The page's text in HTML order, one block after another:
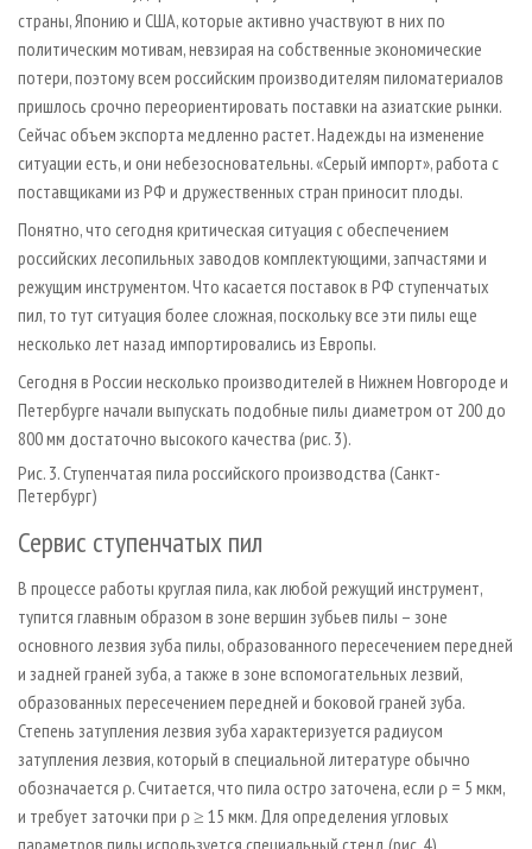
страны, Японию и США, которые активно участвуют в них по
политическим мотивам, невзирая на собственные экономические
потери, поэтому всем российским производителям пиломатериалов
пришлось срочно переориентировать поставки на азиатские рынки.
Сейчас объем экспорта медленно растет. Надежды на изменение
ситуации есть, и они небезосновательны. «Серый импорт», работа с
поставщиками из РФ и дружественных стран приносит плоды.
Понятно, что сегодня критическая ситуация с обеспечением
российских лесопильных заводов комплектующими, запчастями и
режущим инструментом. Что касается поставок в РФ ступенчатых
пил, то тут ситуация более сложная, поскольку все эти пилы еще
несколько лет назад импортировались из Европы.
Сегодня в России несколько производителей в Нижнем Новгороде и
Петербурге начали выпускать подобные пилы диаметром от 200 до
800 мм достаточно высокого качества (рис. 3).
Рис. 3. Ступенчатая пила российского производства (Санкт-
Петербург)
Сервис ступенчатых пил
В процессе работы круглая пила, как любой режущий инструмент,
тупится главным образом в зоне вершин зубьев пилы – зоне
основного лезвия зуба пилы, образованного пересечением передней
и задней граней зуба, а также в зоне вспомогательных лезвий,
образованных пересечением передней и боковой граней зуба.
Степень затупления лезвия зуба характеризуется радиусом
затупления лезвия, который в специальной литературе обычно
обозначается ρ. Считается, что пила остро заточена, если ρ = 5 мкм,
и требует заточки при ρ ≥ 15 мкм. Для определения угловых
параметров пилы используется специальный стенд (рис. 4).